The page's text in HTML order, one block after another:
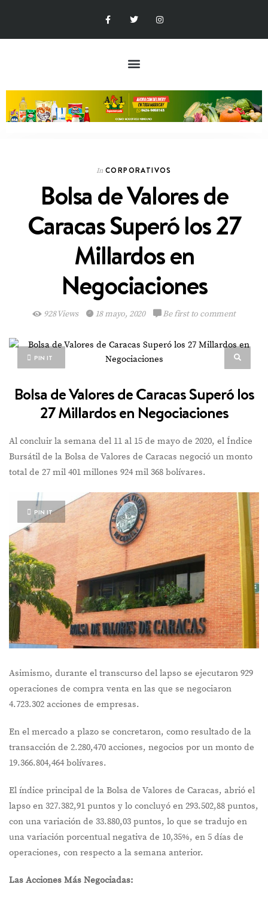
In CORPORATIVOS
Bolsa de Valores de
Caracas Superó los 27
Millardos en
Negociaciones
928 Views 18 mayo, 2020 Be first to comment
PIN IT
Bolsa de Valores de Caracas Superó los
27 Millardos en Negociaciones
Al concluir la semana del 11 al 15 de mayo de 2020, el Índice
Bursátil de la Bolsa de Valores de Caracas negoció un monto
total de 27 mil 401 millones 924 mil 368 bolívares.
PIN IT
Asimismo, durante el transcurso del lapso se ejecutaron 929
operaciones de compra venta en las que se negociaron
4.723.302 acciones de empresas.
En el mercado a plazo se concretaron, como resultado de la
transacción de 2.280,470 acciones, negocios por un monto de
19.366.804,464 bolívares.
El índice principal de la Bolsa de Valores de Caracas, abrió el
lapso en 327.382,91 puntos y lo concluyó en 293.502,88 puntos,
con una variación de 33.880,03 puntos, lo que se tradujo en
una variación porcentual negativa de 10,35%, en 5 días de
operaciones, con respecto a la semana anterior.
Las Acciones Más Negociadas: